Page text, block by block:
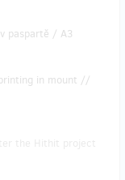
paspartě / A3
in mount //